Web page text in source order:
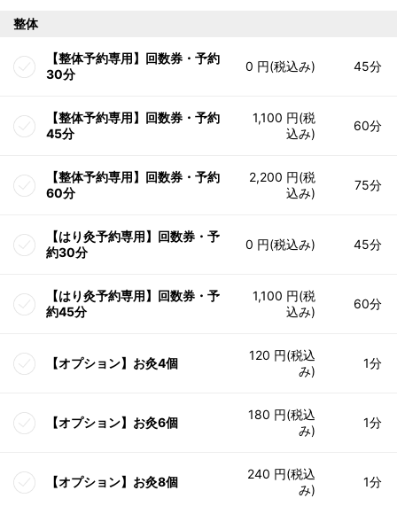
整体
【整体予約専用】回数券・予約
30分
0 円(税込み) 45分
【整体予約専用】回数券・予約
45分
1,100 円(税
込み)
60分
【整体予約専用】回数券・予約
60分
2,200 円(税
込み)
75分
【はり灸予約専用】回数券・予
約30分
0 円(税込み) 45分
【はり灸予約専用】回数券・予
約45分
1,100 円(税
込み)
60分
【オプション】お灸4個
120 円(税込
み)
1分
【オプション】お灸6個
180 円(税込
み)
1分
【オプション】お灸8個
240 円(税込
み)
1分